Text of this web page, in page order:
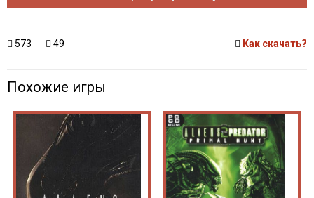
573 49 Как скачать?
Похожие игры